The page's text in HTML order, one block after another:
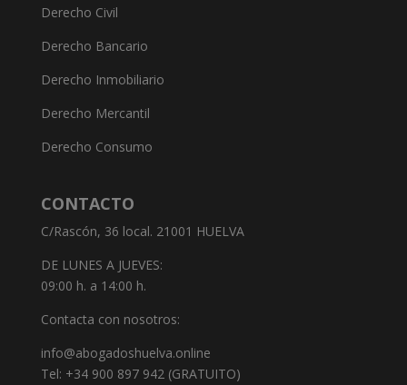
Derecho Civil
Derecho Bancario
Derecho Inmobiliario
Derecho Mercantil
Derecho Consumo
CONTACTO
C/Rascón, 36 local. 21001 HUELVA
DE LUNES A JUEVES:
09:00 h. a 14:00 h.
Contacta con nosotros:
info@abogadoshuelva.online
Tel: +34 900 897 942 (GRATUITO)